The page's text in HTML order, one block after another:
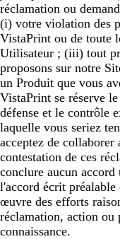
réclamation ou
(i) votre violation des
VistaPrint ou de toute
Utilisateur ; (iii) tout
proposons sur notre
un Produit que vous
VistaPrint se réserve
défense et le contrôle
laquelle vous seriez
acceptez de collaborer
contestation de ces
conclure aucun accord
l'accord écrit
œuvre des efforts
réclamation, action ou
connaissance.